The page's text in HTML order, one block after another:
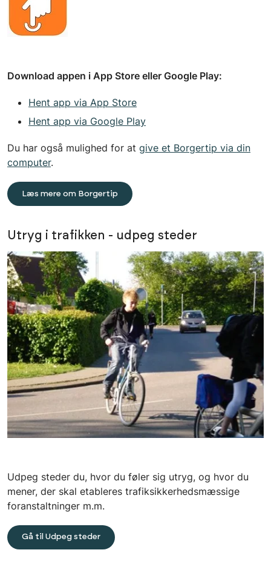
Download appen i App Store eller Google Play:
Hent app via App Store
Hent app via Google Play
Du har også mulighed for at give et Borgertip via din
computer.
Læs mere om Borgertip
Utryg i trafikken - udpeg steder
Udpeg steder du, hvor du føler sig utryg, og hvor du
mener, der skal etableres trafiksikkerhedsmæssige
foranstaltninger m.m.
Gå til Udpeg steder